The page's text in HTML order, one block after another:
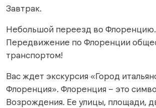
Завтрак.
Небольшой переезд во Флоренцию.
Передвижение по Флоренции
транспортом!
Вас ждет экскурсия «Город
Флоренция». Флоренция – это
Возрождения. Ее улицы, площади,